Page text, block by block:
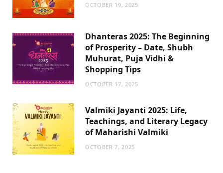
OCTOBER 19, 2025
Dhanteras 2025: The Beginning
of Prosperity – Date, Shubh
Muhurat, Puja Vidhi &
Shopping Tips
OCTOBER 17, 2025
Valmiki Jayanti 2025: Life,
Teachings, and Literary Legacy
of Maharishi Valmiki
OCTOBER 7, 2025